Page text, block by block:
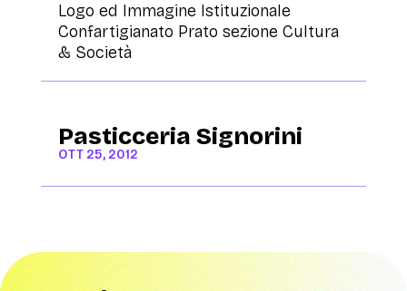
Logo ed Immagine Istituzionale
Confartigianato Prato sezione Cultura
& Società
Pasticceria Signorini
OTT 25, 2012